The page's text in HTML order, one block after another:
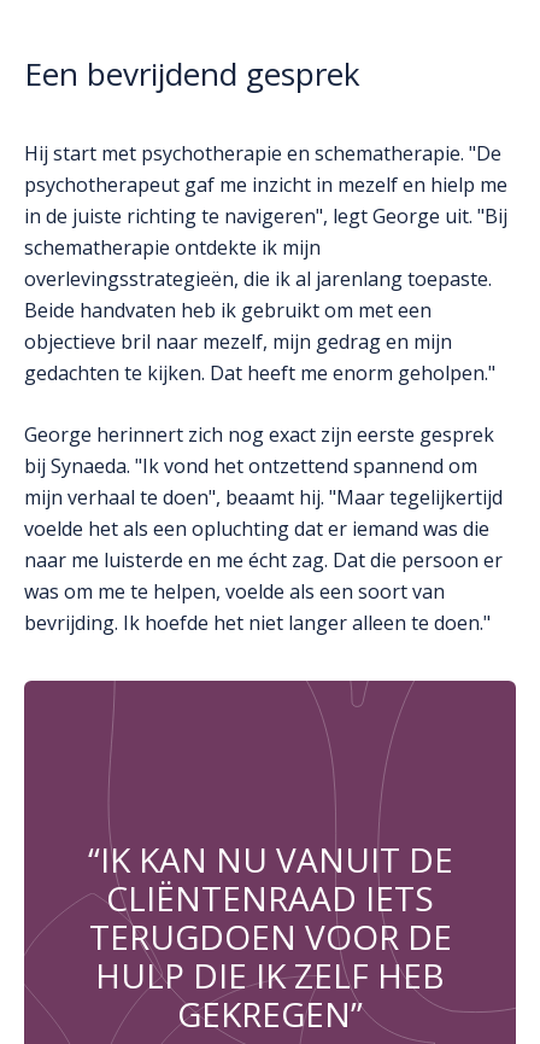
Een bevrijdend gesprek
Hij start met psychotherapie en schematherapie. "De
psychotherapeut gaf me inzicht in mezelf en hielp me
in de juiste richting te navigeren", legt George uit. "Bij
schematherapie ontdekte ik mijn
overlevingsstrategieën, die ik al jarenlang toepaste.
Beide handvaten heb ik gebruikt om met een
objectieve bril naar mezelf, mijn gedrag en mijn
gedachten te kijken. Dat heeft me enorm geholpen."
George herinnert zich nog exact zijn eerste gesprek
bij Synaeda. "Ik vond het ontzettend spannend om
mijn verhaal te doen", beaamt hij. "Maar tegelijkertijd
voelde het als een opluchting dat er iemand was die
naar me luisterde en me écht zag. Dat die persoon er
was om me te helpen, voelde als een soort van
bevrijding. Ik hoefde het niet langer alleen te doen."
“IK KAN NU VANUIT DE
CLIËNTENRAAD IETS
TERUGDOEN VOOR DE
HULP DIE IK ZELF HEB
GEKREGEN”